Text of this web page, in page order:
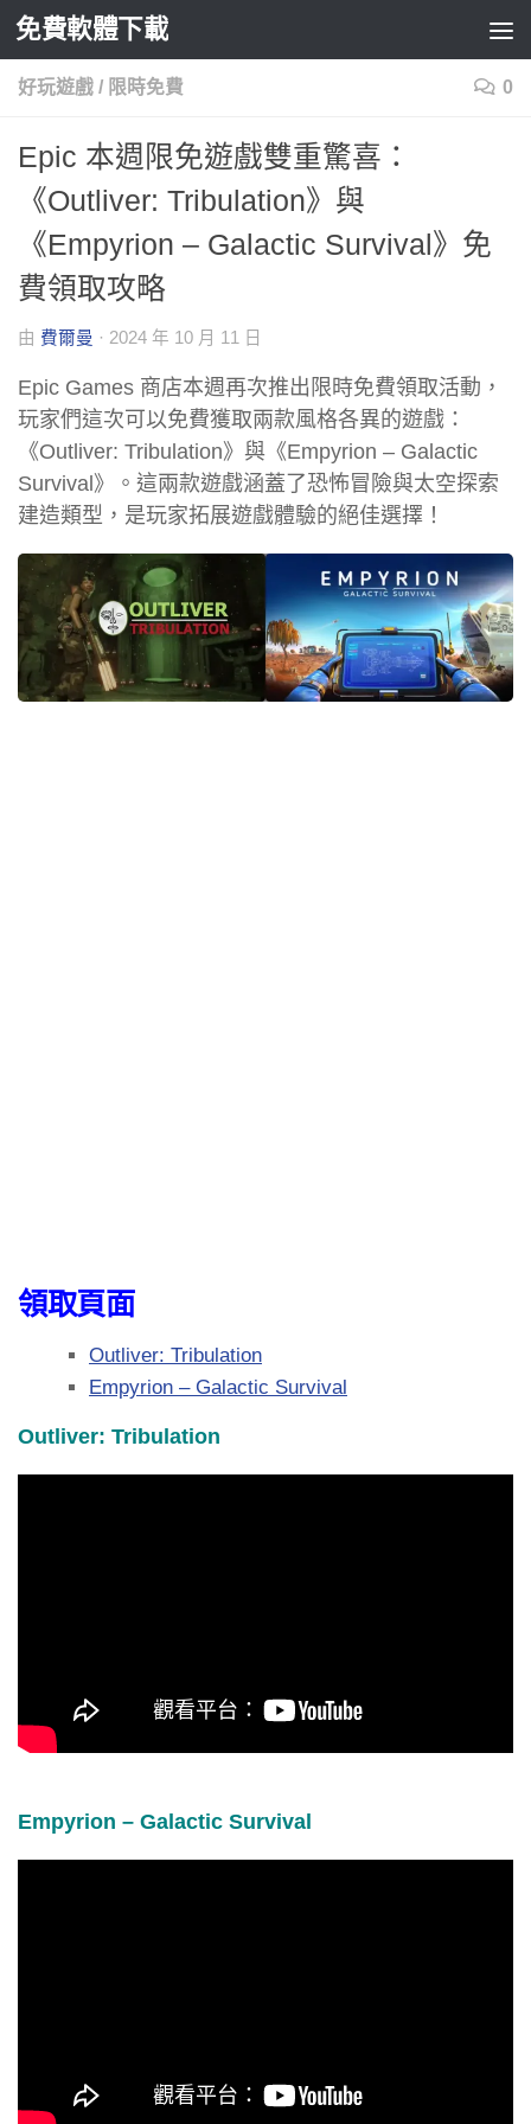
Skip to content
免費軟體下載
好玩遊戲 / 限時免費 0
Epic 本週限免遊戲雙重驚喜：
《Outliver: Tribulation》與
《Empyrion – Galactic Survival》免
費領取攻略
由 費爾曼 · 2024 年 10 月 11 日
Epic Games 商店本週再次推出限時免費領取活動，
玩家們這次可以免費獲取兩款風格各異的遊戲：
《Outliver: Tribulation》與《Empyrion – Galactic
Survival》。這兩款遊戲涵蓋了恐怖冒險與太空探索
建造類型，是玩家拓展遊戲體驗的絕佳選擇！
領取頁面
Outliver: Tribulation
Empyrion – Galactic Survival
Outliver: Tribulation
Empyrion – Galactic Survival